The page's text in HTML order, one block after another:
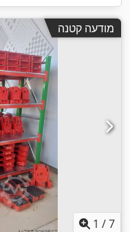
מודעה קטנה
1 /7